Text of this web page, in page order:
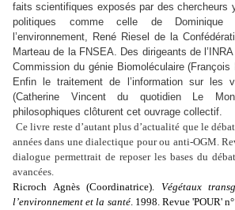
faits scientifiques exposés par des chercheurs
politiques comme celle de Dominique
l’environnement, René Riesel de la
Marteau de la FNSEA. Des dirigeants de
Commission du génie Biomoléculaire (François
Enfin le traitement de l’information sur les
(Catherine Vincent du quotidien Le
philosophiques clôturent cet ouvrage collectif.
Ce livre reste d’autant plus d’actualité que le
années dans une dialectique pour ou anti-OGM.
dialogue permettrait de reposer les bases du
avancées.
Ricroch Agnès (Coordinatrice). Végétaux
l’environnement et la santé. 1998. Revue 'POUR'